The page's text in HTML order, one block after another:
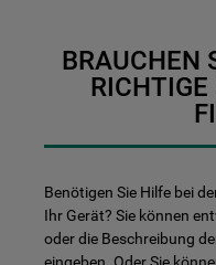
BRAUCHEN
Benötigen Sie Hilfe bei
Ihr Gerät? Sie können
oder die Beschreibung
eingeben. Oder Sie